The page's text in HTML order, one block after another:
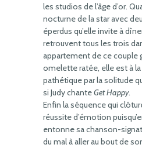
les studios de l’âge d’or.
nocturne de la star avec
éperdus qu’elle invite à
retrouvent tous les trois
appartement de ce couple
omelette ratée, elle est à
pathétique par la solitude
si Judy chanteGet Happy.
Enfin la séquence qui
réussite d’émotion
entonne sa chanson-
du mal à aller au bout de